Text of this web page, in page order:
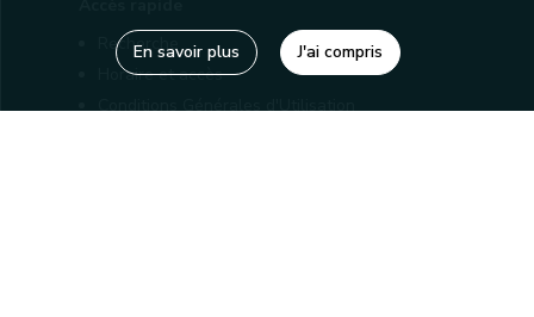
Recherche
Horaire et accès
Conditions Générales d'Utilisation
En savoir plus J'ai compris